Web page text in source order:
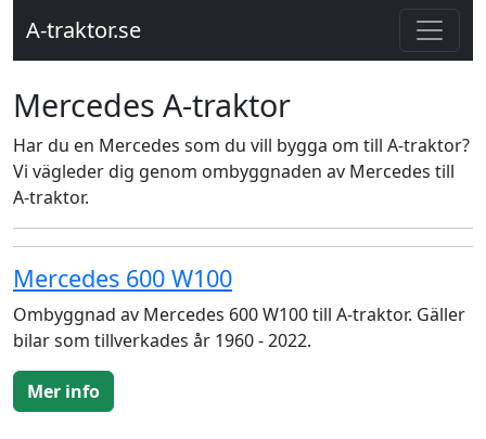
A-traktor.se
Mercedes A-traktor
Har du en Mercedes som du vill bygga om till A-traktor?
Vi vägleder dig genom ombyggnaden av Mercedes till
A-traktor.
Mercedes 600 W100
Ombyggnad av Mercedes 600 W100 till A-traktor. Gäller
bilar som tillverkades år 1960 - 2022.
Mer info